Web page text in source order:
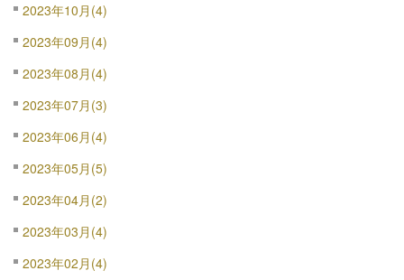
2023年10月(4)
2023年09月(4)
2023年08月(4)
2023年07月(3)
2023年06月(4)
2023年05月(5)
2023年04月(2)
2023年03月(4)
2023年02月(4)